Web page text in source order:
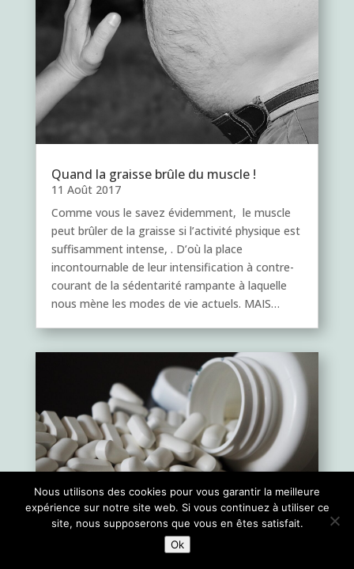
Quand la graisse brûle du muscle !
11 Août 2017
Comme vous le savez évidemment, le muscle
peut brûler de la graisse si l’activité physique est
suffisamment intense, . D’où la place
incontournable de leur intensification à contre-
courant de la sédentarité rampante à laquelle
nous mène les modes de vie actuels. MAIS…
Nous utilisons des cookies pour vous garantir la meilleure
expérience sur notre site web. Si vous continuez à utiliser ce
site, nous supposerons que vous en êtes satisfait.
Ok